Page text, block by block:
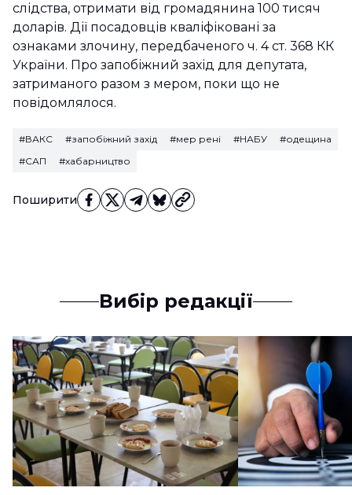
Поширити
слідства, отримати від громадянина 100 тисяч
доларів. Дії посадовців кваліфіковані за
ознаками злочину, передбаченого ч. 4 ст. 368 КК
України. Про запобіжний захід для депутата,
затриманого разом з мером, поки що не
повідомлялося.
#ВАКС #запобіжний захід #мер рені #НАБУ
#одещина
#САП
#хабарництво
Вибір редакції